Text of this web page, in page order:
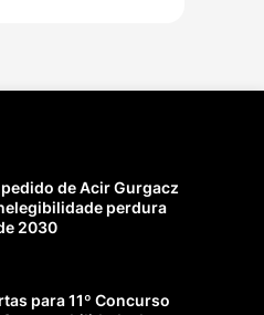
de Acir Gurgacz
perdura
2030
para 11º Concurso